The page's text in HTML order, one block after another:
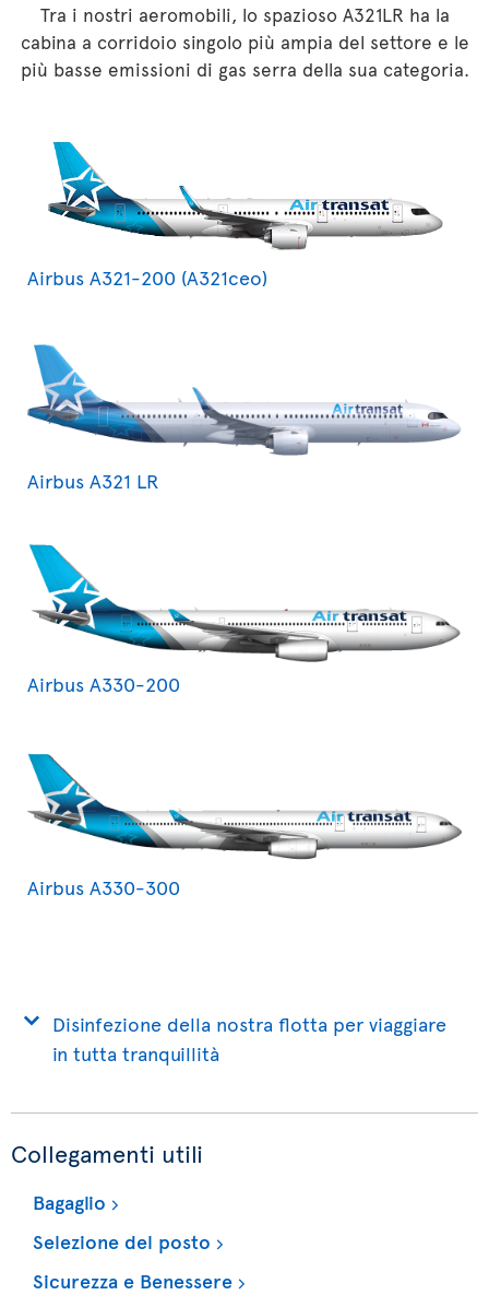
Tra i nostri aeromobili, lo spazioso A321LR ha la
cabina a corridoio singolo più ampia del settore e le
più basse emissioni di gas serra della sua categoria.
Airbus A321-200 (A321ceo)
Airbus A321 LR
Airbus A330-200
Airbus A330-300
Disinfezione della nostra flotta per viaggiare
in tutta tranquillità
Collegamenti utili
Bagaglio
Selezione del posto
Sicurezza e Benessere